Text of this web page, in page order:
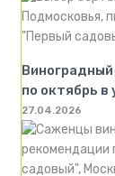
по октябрь в
27.04.2026